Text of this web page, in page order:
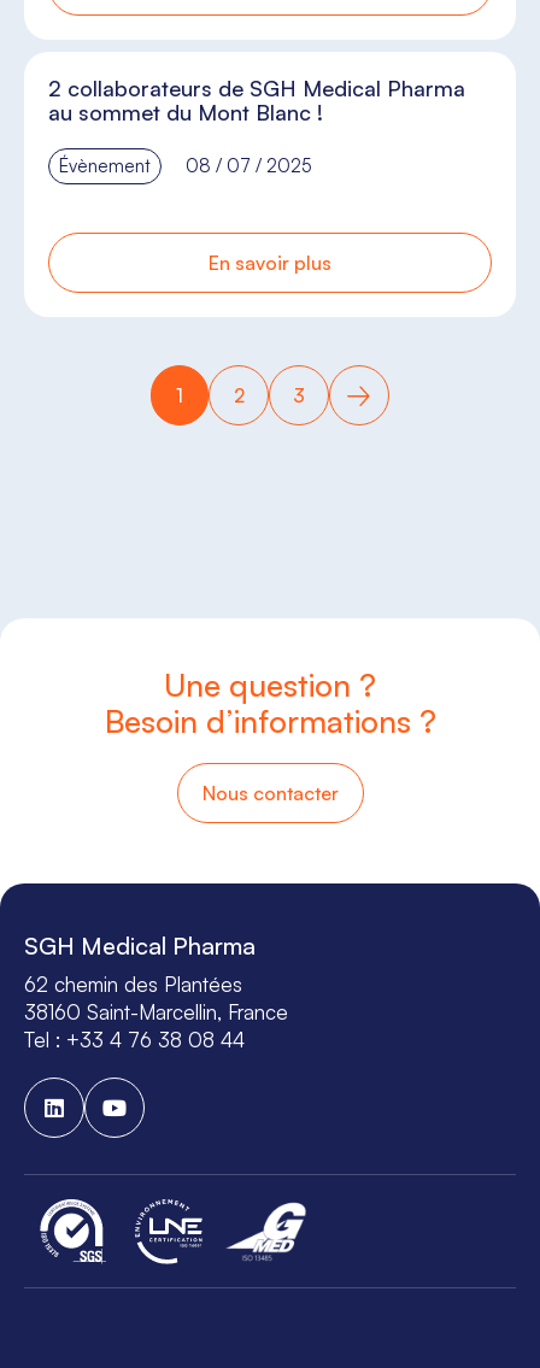
2 collaborateurs de SGH Medical Pharma
au sommet du Mont Blanc !
Évènement 08 / 07 / 2025
En savoir plus
1 2 3
Une question ?
Besoin d’informations ?
Nous contacter
SGH Medical Pharma
62 chemin des Plantées
38160 Saint-Marcellin, France
Tel : +33 4 76 38 08 44